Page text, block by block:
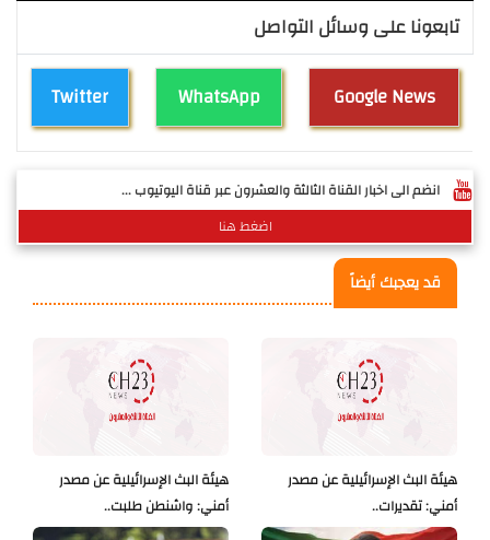
تابعونا على وسائل التواصل
Twitter WhatsApp Google News
انضم الى اخبار القناة الثالثة والعشرون عبر قناة اليوتيوب ...
اضغط هنا
قد يعجبك أيضاً
هيئة البث الإسرائيلية عن مصدر
أمني: واشنطن طلبت..
هيئة البث الإسرائيلية عن مصدر
أمني: تقديرات..